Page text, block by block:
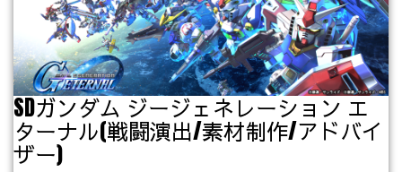
SDガンダム ジージェネレーション エ
ターナル(戦闘演出/素材制作/アドバイ
ザー)